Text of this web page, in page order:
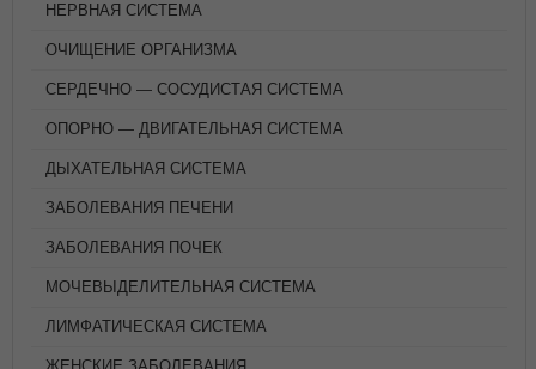
НЕРВНАЯ СИСТЕМА
ОЧИЩЕНИЕ ОРГАНИЗМА
СЕРДЕЧНО — СОСУДИСТАЯ СИСТЕМА
ОПОРНО — ДВИГАТЕЛЬНАЯ СИСТЕМА
ДЫХАТЕЛЬНАЯ СИСТЕМА
ЗАБОЛЕВАНИЯ ПЕЧЕНИ
ЗАБОЛЕВАНИЯ ПОЧЕК
МОЧЕВЫДЕЛИТЕЛЬНАЯ СИСТЕМА
ЛИМФАТИЧЕСКАЯ СИСТЕМА